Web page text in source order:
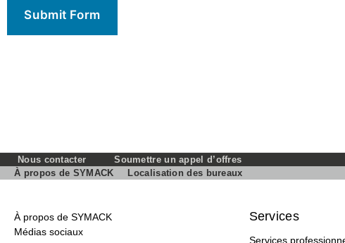
a
f
i
e
Nous contacter
Soumettre un appel d’offres
À propos de SYMACK
Localisation des bureaux
À propos de SYMACK
Médias sociaux
Services
Services